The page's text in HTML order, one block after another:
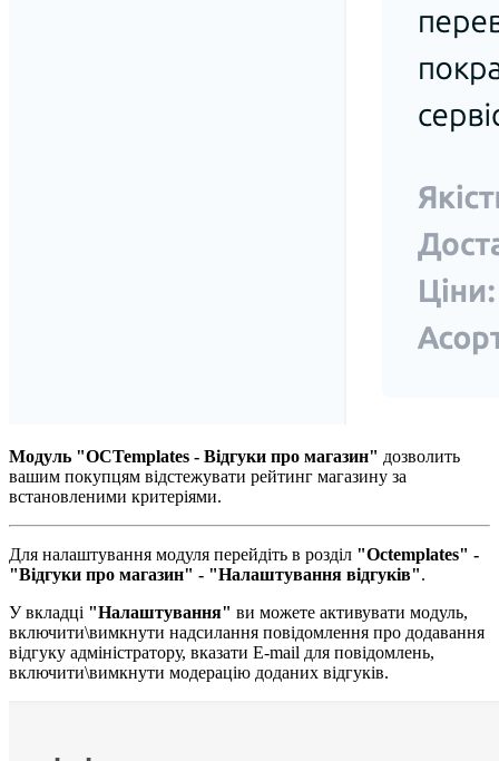
Модуль "OCTemplates - Відгуки про магазин" дозволить
вашим покупцям відстежувати рейтинг магазину за
встановленими критеріями.
Для налаштування модуля перейдіть в розділ "Octemplates" -
"Відгуки про магазин" - "Налаштування відгуків".
У вкладці "Налаштування" ви можете активувати модуль,
включити\вимкнути надсилання повідомлення про додавання
відгуку адміністратору, вказати E-mail для повідомлень,
включити\вимкнути модерацію доданих відгуків.